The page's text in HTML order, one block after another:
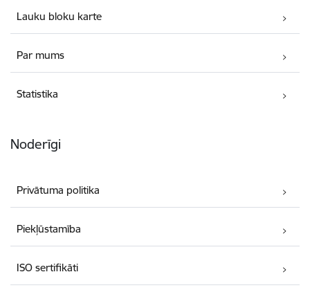
Lauku bloku karte
Par mums
Statistika
Noderīgi
Privātuma politika
Piekļūstamība
ISO sertifikāti